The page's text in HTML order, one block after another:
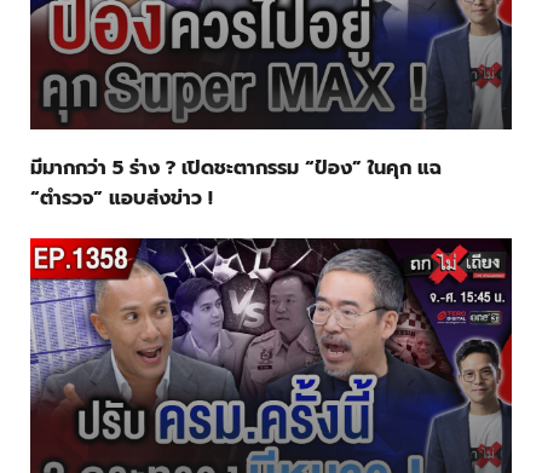
มีมากกว่า 5 ร่าง ? เปิดชะตากรรม “ป๋อง” ในคุก แฉ
“ตำรวจ” แอบส่งข่าว !